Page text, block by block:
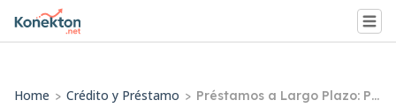
Home > Crédito y Préstamo > Préstamos a Largo Plazo: Pl